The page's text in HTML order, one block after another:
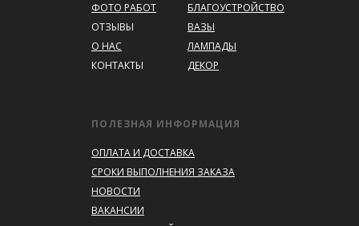
ФОТО РАБОТ
ОТЗЫВЫ
О НАС
КОНТАКТЫ
БЛАГОУСТРОЙСТВО
ВАЗЫ
ЛАМПАДЫ
ДЕКОР
ПОЛЕЗНАЯ ИНФОРМАЦИЯ
ОПЛАТА И ДОСТАВКА
СРОКИ ВЫПОЛНЕНИЯ ЗАКАЗА
НОВОСТИ
ВАКАНСИИ